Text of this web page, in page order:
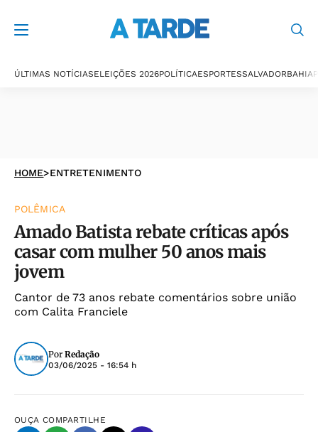
ÚLTIMAS NOTÍCIASELEIÇÕES 2026POLÍTICAESPORTESSALVADORBAHIA
HOME>ENTRETENIMENTO
POLÊMICA
Amado Batista rebate críticas após
casar com mulher 50 anos mais
jovem
Cantor de 73 anos rebate comentários sobre união
com Calita Franciele
Por Redação
03/06/2025 - 16:54 h
OUÇA COMPARTILHE